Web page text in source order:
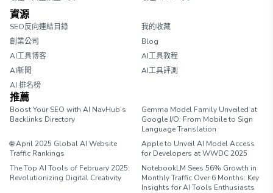
資源
SEO反向連結目錄
我的收藏
創業公司
Blog
AI工具博客
AI工具教程
AI新聞
AI工具評測
AI 排名榜
推薦
Boost Your SEO with AI NavHub’s
Backlinks Directory
Gemma Model Family Unveiled at
Google I/O: From Mobile to Sign
Language Translation
🌐 April 2025 Global AI Website
Traffic Rankings
Apple to Unveil AI Model Access
for Developers at WWDC 2025
The Top AI Tools of February 2025:
Revolutionizing Digital Creativity
NotebookLM Sees 56% Growth in
Monthly Traffic Over 6 Months: Key
Insights for AI Tools Enthusiasts